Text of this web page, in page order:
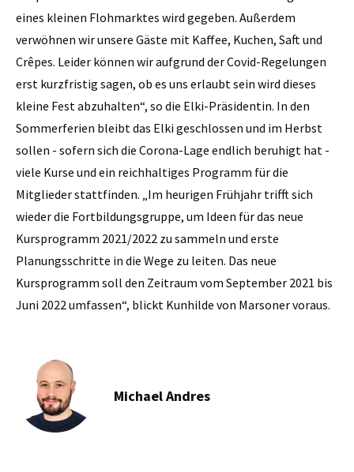
eines kleinen Flohmarktes wird gegeben. Außerdem
verwöhnen wir unsere Gäste mit Kaffee, Kuchen, Saft und
Crêpes. Leider können wir aufgrund der Covid-Regelungen
erst kurzfristig sagen, ob es uns erlaubt sein wird dieses
kleine Fest abzuhalten“, so die Elki-Präsidentin. In den
Sommerferien bleibt das Elki geschlossen und im Herbst
sollen - sofern sich die Corona-Lage endlich beruhigt hat -
viele Kurse und ein reichhaltiges Programm für die
Mitglieder stattfinden. „Im heurigen Frühjahr trifft sich
wieder die Fortbildungsgruppe, um Ideen für das neue
Kursprogramm 2021/2022 zu sammeln und erste
Planungsschritte in die Wege zu leiten. Das neue
Kursprogramm soll den Zeitraum vom September 2021 bis
Juni 2022 umfassen“, blickt Kunhilde von Marsoner voraus.
Michael Andres